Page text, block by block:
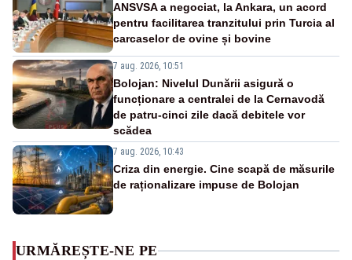
ANSVSA a negociat, la Ankara, un acord
pentru facilitarea tranzitului prin Turcia al
carcaselor de ovine și bovine
7 aug. 2026, 10:51
Bolojan: Nivelul Dunării asigură o
funcționare a centralei de la Cernavodă
de patru-cinci zile dacă debitele vor
scădea
7 aug. 2026, 10:43
Criza din energie. Cine scapă de măsurile
de raționalizare impuse de Bolojan
URMĂREȘTE-NE PE